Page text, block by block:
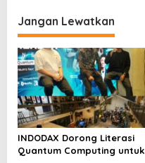
Metro Bekasi Kota
Jangan Lewatkan
INDODAX Dorong Literasi
Quantum Computing untuk